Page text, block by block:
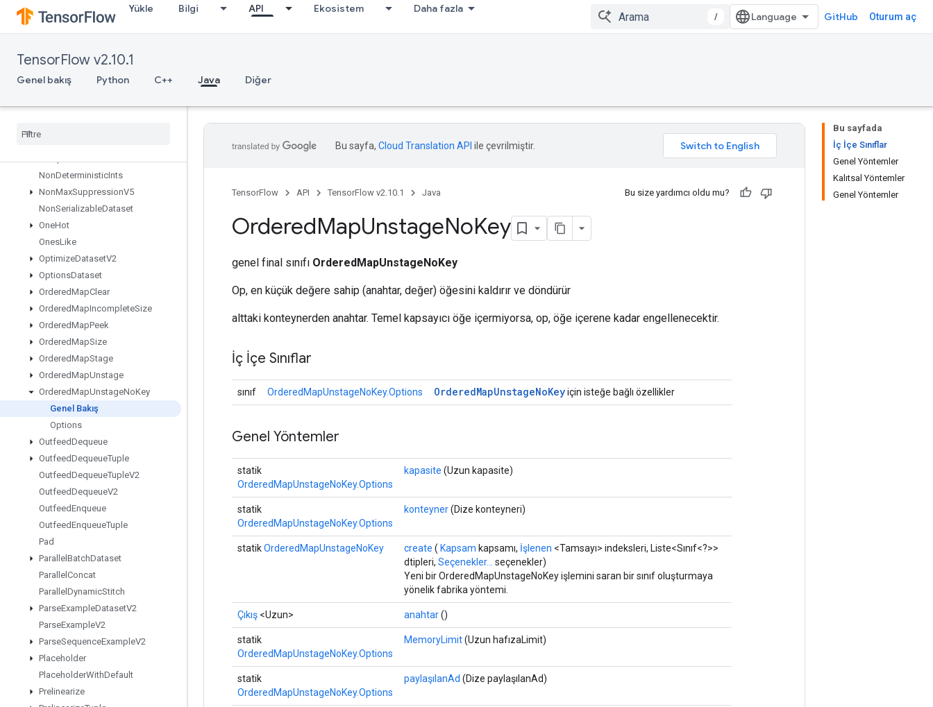
Yükle Bilgi API Ekosistem Daha fazla
/ GitHub Oturum aç
TensorFlow v2.10.1
Genel bakış Python C++ Java Diğer
Mutex
MutexLock
NcclBroadcast
NcclReduce
NearestNeighbors
NonDeterministicInts
NonMaxSuppressionV5
NonSerializableDataset
OneHot
OnesLike
OptimizeDatasetV2
OptionsDataset
OrderedMapClear
OrderedMapIncompleteSize
OrderedMapPeek
OrderedMapSize
OrderedMapStage
OrderedMapUnstage
OrderedMapUnstageNoKey
Genel Bakış
Options
OutfeedDequeue
OutfeedDequeueTuple
OutfeedDequeueTupleV2
OutfeedDequeueV2
OutfeedEnqueue
OutfeedEnqueueTuple
Pad
Parallel BatchDataset
Parallel Concat
Parallel DynamicStitch
ParseExampleDatasetV2
ParseExampleV2
ParseSequenceExampleV2
Placeholder
PlaceholderWithDefault
Prelinearize
Bu sayfada
İç İçe Sınıflar
Genel Yöntemler
Kalıtsal Yöntemler
Genel Yöntemler
Bu sayfa, Cloud Translation API ile çevrilmiştir.
TensorFlow API TensorFlow v2.10.1 Java Bu size yardımcı oldu mu?
OrderedMapUnstageNoKey
genel final sınıfı OrderedMapUnstageNoKey
Op, en küçük değere sahip (anahtar, değer) öğesini kaldırır ve döndürür
alttaki konteynerden anahtar. Temel kapsayıcı öğe içermiyorsa, op, öğe içerene kadar engellenecektir.
İç İçe Sınıflar
sınıf OrderedMapUnstageNoKey.Options OrderedMapUnstageNoKeyiçin isteğe bağlı özellikler
Genel Yöntemler
statik
OrderedMapUnstageNoKey.Options
kapasite (Uzun kapasite)
statik
OrderedMapUnstageNoKey.Options
konteyner(Dize konteyneri)
statikOrderedMapUnstageNoKey create ( Kapsam kapsamı, İşlenen <Tamsayı> indeksleri, Liste<Sınıf<?>>
dtipleri, Seçenekler...
seçenekler)
Yeni bir OrderedMapUnstageNoKey işlemini saran bir sınıf oluşturmaya
yönelik fabrika yöntemi.
Çıkış <Uzun> anahtar()
statik
OrderedMapUnstageNoKey.Options
MemoryLimit(Uzun hafızaLimit)
statik
OrderedMapUnstageNoKey.Options
paylaşılanAd (Dize paylaşılanAd)